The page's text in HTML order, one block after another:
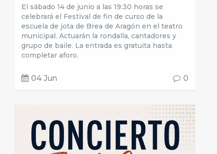
El sábado 14 de junio a las 19:30 horas se
celebrará el Festival de fin de curso de la
escuela de jota de Brea de Aragón en el teatro
municipal. Actuarán la rondalla, cantadores y
grupo de baile. La entrada es gratuita hasta
completar aforo.
04 Jun 0